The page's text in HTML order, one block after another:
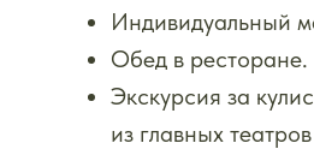
Индивидуальный
Обед в ресторане.
Экскурсия за
из главных